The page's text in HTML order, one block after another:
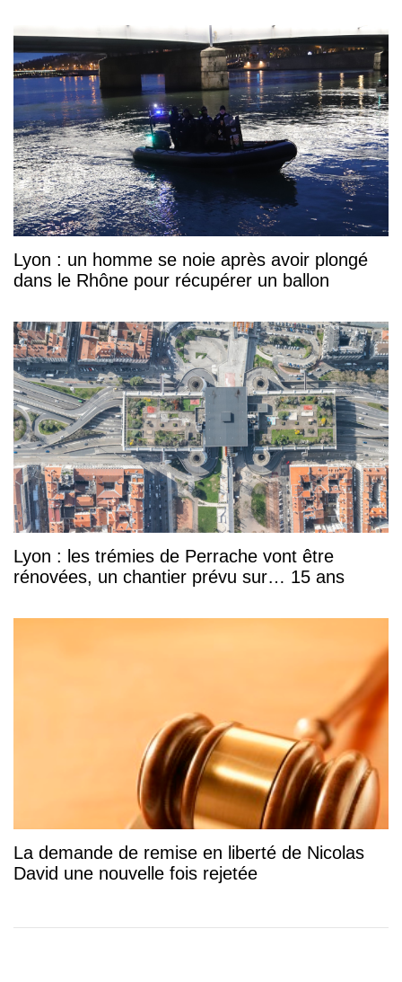
Lyon : un homme se noie après avoir plongé
dans le Rhône pour récupérer un ballon
Lyon : les trémies de Perrache vont être
rénovées, un chantier prévu sur… 15 ans
La demande de remise en liberté de Nicolas
David une nouvelle fois rejetée